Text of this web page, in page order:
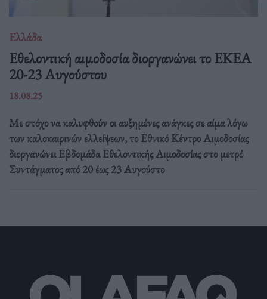
Ελλάδα
Eθελοντική αιμοδοσία διοργανώνει το ΕΚΕΑ
20-23 Αυγούστου
18.08.25
Με στόχο να καλυφθούν οι αυξημένες ανάγκες σε αίμα λόγω
των καλοκαιρινών ελλείψεων, το Εθνικό Κέντρο Αιμοδοσίας
διοργανώνει Εβδομάδα Εθελοντικής Αιμοδοσίας στο μετρό
Συντάγματος από 20 έως 23 Αυγούστο